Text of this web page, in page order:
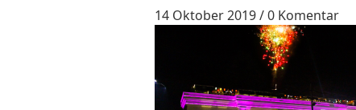
14 Oktober 2019/0 Komentar